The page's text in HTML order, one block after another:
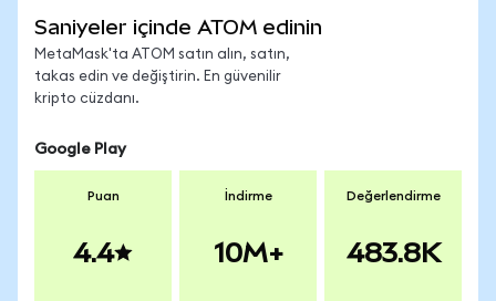
Saniyeler içinde ATOM edinin
MetaMask'ta ATOM satın alın, satın,
takas edin ve değiştirin. En güvenilir
kripto cüzdanı.
Google Play
Puan
4.4
İndirme
10M+
Değerlendirme
483.8K